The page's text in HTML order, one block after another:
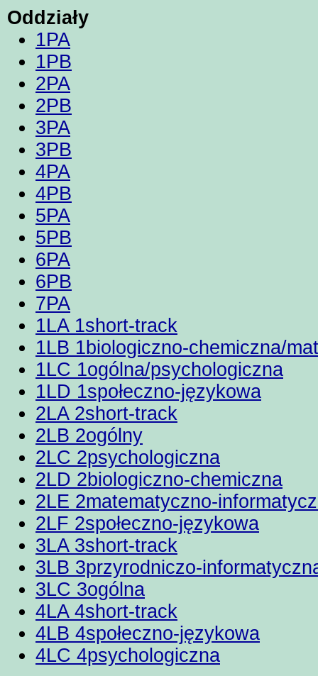
Oddziały
1PA
1PB
2PA
2PB
3PA
3PB
4PA
4PB
5PA
5PB
6PA
6PB
7PA
1LA 1short-track
1LB 1biologiczno-chemiczna/
1LC 1ogólna/psychologiczna
1LD 1społeczno-językowa
2LA 2short-track
2LB 2ogólny
2LC 2psychologiczna
2LD 2biologiczno-chemiczna
2LE 2matematyczno-
2LF 2społeczno-językowa
3LA 3short-track
3LB 3przyrodniczo-
3LC 3ogólna
4LA 4short-track
4LB 4społeczno-językowa
4LC 4psychologiczna